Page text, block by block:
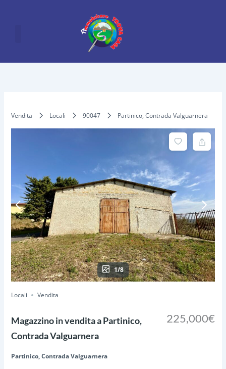
Vendita Locali 90047 Partinico, Contrada Valguarnera
1/8
Locali Vendita
Magazzino in vendita a Partinico,
Contrada Valguarnera
Partinico, Contrada Valguarnera
225,000€